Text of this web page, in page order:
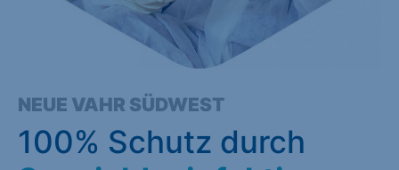
NEUE VAHR SÜDWEST
100% Schutz durch